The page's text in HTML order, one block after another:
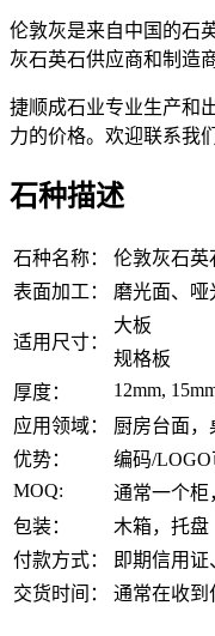
伦敦灰是来自中国的石
灰石英石供应商和制造
捷顺成石业专业生产和
力的价格。欢迎联系我们
石种描述
石种名称：
伦敦灰石英
表面加工：
磨光面、哑
适用尺寸：
大板
规格板
厚度：
12mm,
应用领域：
厨房台面
优势：
编码/LOGO
MOQ:
通常一个柜
包装：
木箱，托盘
付款方式：
即期信用证
交货时间：
通常在收到